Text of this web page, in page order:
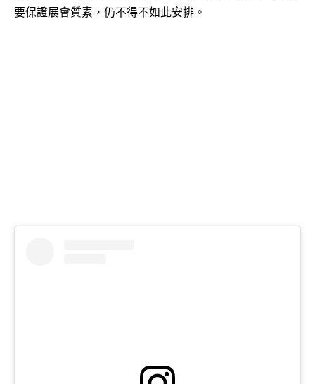
要保證展會質素 ， 仍不得不如此安排。